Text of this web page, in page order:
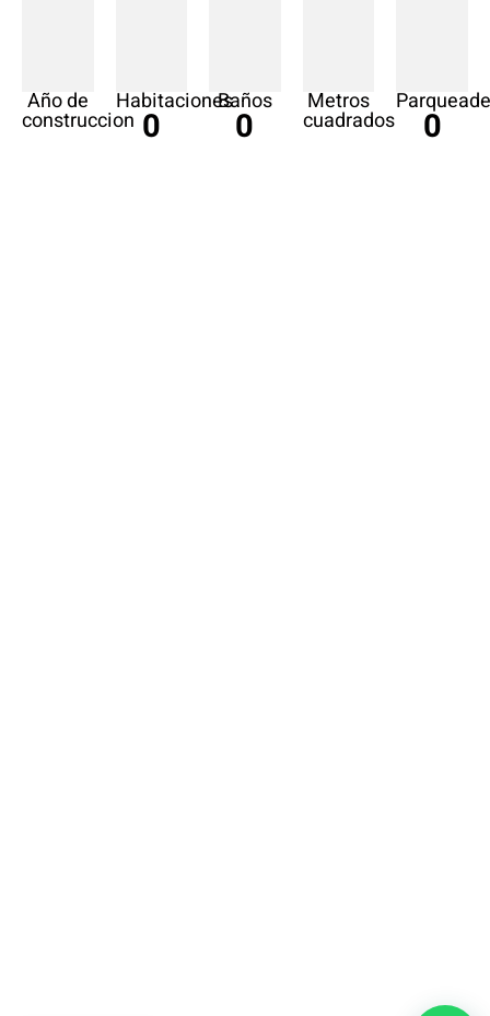
Año de
construccion
Habitaciones
0
Baños
0
Metros
cuadrados 0